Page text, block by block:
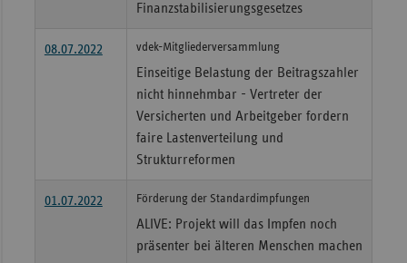
Finanzstabilisierungsgesetzes
08.07.2022 vdek-Mitgliederversammlung
Einseitige Belastung der Beitragszahler
nicht hinnehmbar - Vertreter der
Versicherten und Arbeitgeber fordern
faire Lastenverteilung und
Strukturreformen
01.07.2022 Förderung der Standardimpfungen
ALIVE: Projekt will das Impfen noch
präsenter bei älteren Menschen machen